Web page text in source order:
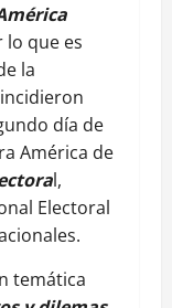
lo que es
la
día de
América de
l,
Electoral
temática